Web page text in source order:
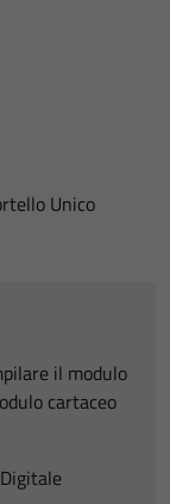
Unico
il modulo
cartaceo